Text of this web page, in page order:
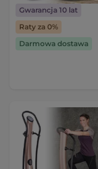
Gwarancja 10 lat
Raty za 0%
Darmowa dostawa